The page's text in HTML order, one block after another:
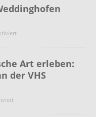
Art erleben:
der VHS